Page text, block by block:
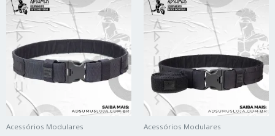
Acessórios Modulares
produto
várias
variantes.
As
opções
podem
Acessórios Modulares
As